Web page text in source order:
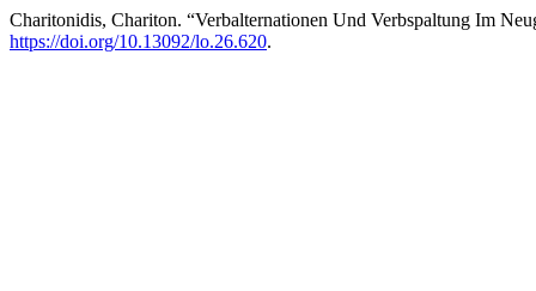
Charitonidis, Chariton. “Verbalternationen Und Verbspaltung Im
https://doi.org/10.13092/lo.26.620.